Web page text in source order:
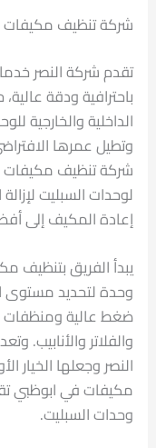
شركة تنظيف مكيفات
تقدم شركة النصر
باحترافية ودقة
الداخلية والخارجية
وتطيل عمرها
شركة تنظيف مكيفات
لوحدات السبليت لإزالة
إعادة المكيف إلى
يبدأ الفريق
وحدة لتحديد مستوى
ضغط عالية ومنظفات
والفلاتر والأنابيب.
النصر وجعلها
مكيفات في ابوظبي
وحدات السبليت.